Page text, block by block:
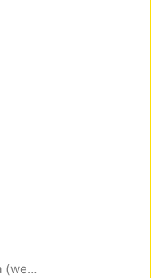
Backrooms. Bez wyjścia (wersja rozszerzona)